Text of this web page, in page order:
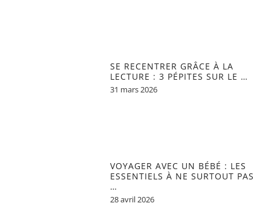
SE RECENTRER GRÂCE À LA
LECTURE : 3 PÉPITES SUR LE …
31 mars 2026
VOYAGER AVEC UN BÉBÉ : LES
ESSENTIELS À NE SURTOUT PAS
…
28 avril 2026